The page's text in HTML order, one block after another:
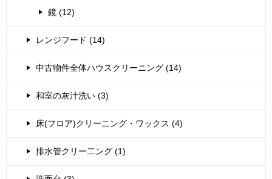
鏡 (12)
レンジフード (14)
中古物件全体ハウスクリーニング (14)
和室の灰汁洗い (3)
床(フロア)クリーニング・ワックス (4)
排水管クリー二ング (1)